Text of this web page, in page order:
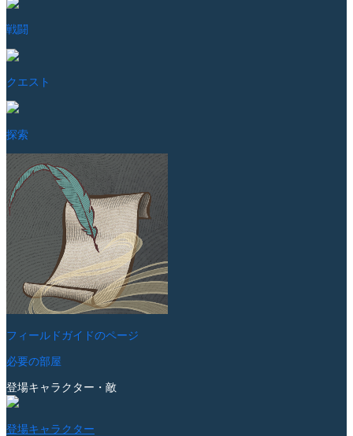
戦闘
クエスト
探索
フィールドガイドのページ
必要の部屋
登場キャラクター・敵
登場キャラクター